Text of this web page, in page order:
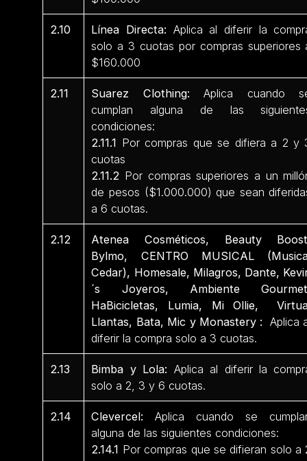
2.10 Línea Directa: Aplica al diferir la
solo a 3 cuotas por compras superiores
$160.000
2.11 Suarez Clothing:Aplica cuando
cumplan alguna de las
condiciones:
2.11.1 Por compras que se difiera a 2 y
cuotas
2.11.2 Por compras superiores a un
de pesos ($1.000.000) que sean
a 6 cuotas.
2.12
Atenea Cosméticos, Beauty
Bylmo, CENTRO MUSICAL
Cedar), Homesale, Milagros, Dante,
´s Joyeros, Ambiente
HaBicicletas, Lumia, Mi Ollie,
Llantas, Bata, Mic y Monastery :Aplica
diferir la compra solo a 3 cuotas.
2.13 Bimba y Lola: Aplica al diferir la
solo a 2, 3 y 6 cuotas.
2.14 Clevercel:Aplica cuando se
alguna de las siguientes condiciones:
2.14.1 Por compras que se difieran solo a